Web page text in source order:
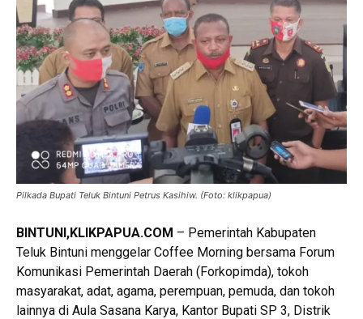
Pilkada Bupati Teluk Bintuni Petrus Kasihiw. (Foto: klikpapua)
BINTUNI,KLIKPAPUA.COM – Pemerintah Kabupaten
Teluk Bintuni menggelar Coffee Morning bersama Forum
Komunikasi Pemerintah Daerah (Forkopimda), tokoh
masyarakat, adat, agama, perempuan, pemuda, dan tokoh
lainnya di Aula Sasana Karya, Kantor Bupati SP 3, Distrik